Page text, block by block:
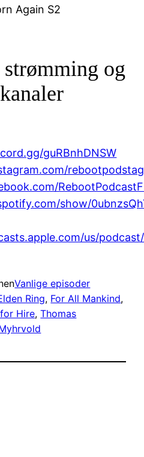
Again S2
og
guRBnhDNSW
show/
us/podcast/
Vanlige episoder
Ring, For All Mankind
Hire, Thomas